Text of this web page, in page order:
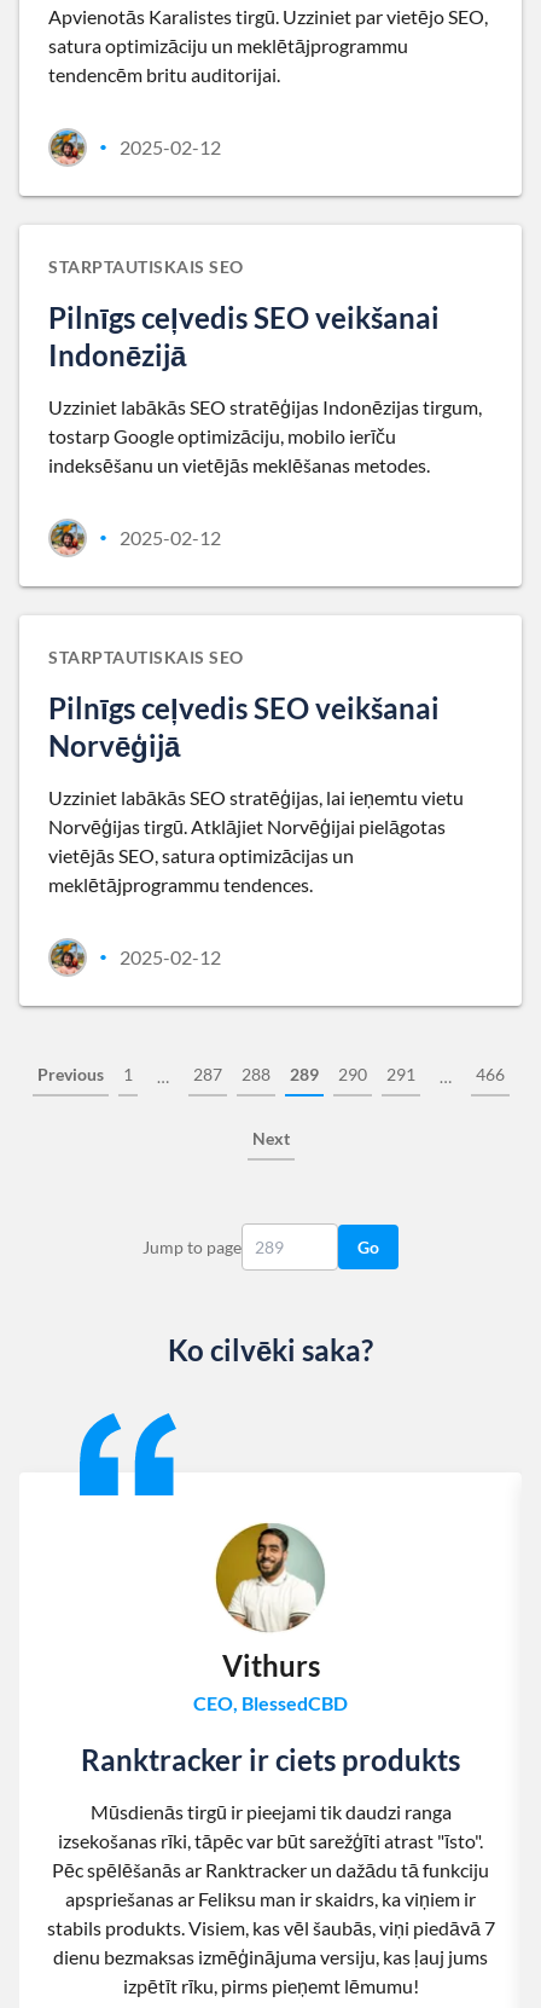
Apvienotās Karalistes tirgū. Uzziniet par vietējo SEO,
satura optimizāciju un meklētājprogrammu
tendencēm britu auditorijai.
• 2025-02-12
STARPTAUTISKAIS SEO
Pilnīgs ceļvedis SEO veikšanai
Indonēzijā
Uzziniet labākās SEO stratēģijas Indonēzijas tirgum,
tostarp Google optimizāciju, mobilo ierīču
indeksēšanu un vietējās meklēšanas metodes.
• 2025-02-12
STARPTAUTISKAIS SEO
Pilnīgs ceļvedis SEO veikšanai
Norvēģijā
Uzziniet labākās SEO stratēģijas, lai ieņemtu vietu
Norvēģijas tirgū. Atklājiet Norvēģijai pielāgotas
vietējās SEO, satura optimizācijas un
meklētājprogrammu tendences.
• 2025-02-12
Previous 1 … 287 288 289 290 291 … 466
Next
Jump to page Go
Ko cilvēki saka?
Vithurs
CEO, BlessedCBD
Ranktracker ir ciets produkts
Mūsdienās tirgū ir pieejami tik daudzi ranga
izsekošanas rīki, tāpēc var būt sarežģīti atrast "īsto".
Pēc spēlēšanās ar Ranktracker un dažādu tā funkciju
apspriešanas ar Feliksu man ir skaidrs, ka viņiem ir
stabils produkts. Visiem, kas vēl šaubās, viņi piedāvā 7
dienu bezmaksas izmēģinājuma versiju, kas ļauj jums
izpētīt rīku, pirms pieņemt lēmumu!